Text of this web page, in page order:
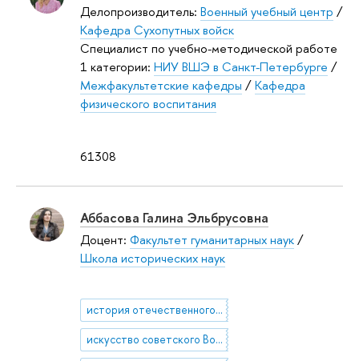
61308
Делопроизводитель: Военный учебный центр /
Кафедра Сухопутных войск
Специалист по учебно-методической работе
1 категории: НИУ ВШЭ в Санкт-Петербурге /
Межфакультетские кафедры /Кафедра
физического воспитания
Аббасова Галина Эльбрусовна
Доцент: Факультет гуманитарных наук/
Школа исторических наук
история отечественного и зарубежного искусства XX века
искусство советского Востока